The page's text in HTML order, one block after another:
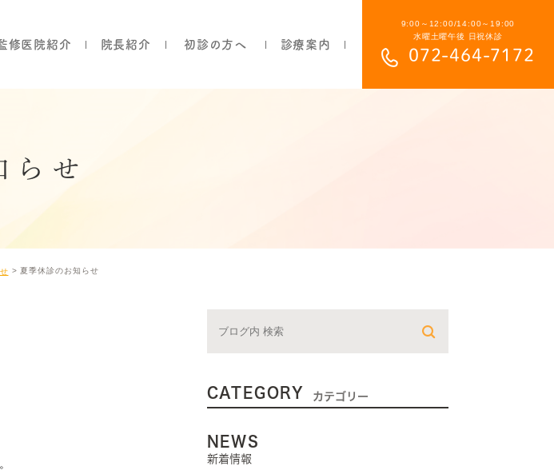
9:00～12:00/14:00～19:00
水曜土曜午後 日祝休診
072-464-7172
修医院紹介 院長紹介 初診の方へ 診療案内
らせ
夏季休診のお知らせ
CATEGORY カテゴリー
NEWS
新着情報